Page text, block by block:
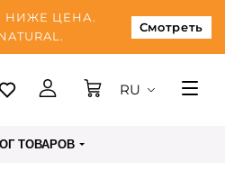
НИЖЕ ЦЕНА.
Смотреть
RU
ТОВАРОВ